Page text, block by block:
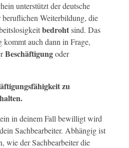
unterstützt der deutsche
beruflichen Weiterbildung, die
bedrohtsind. Das
kommt auch dann in Frage,
Beschäftigungoder
zu
in deinem Fall bewilligt wird
Sachbearbeiter. Abhängig ist
wie der Sachbearbeiter die